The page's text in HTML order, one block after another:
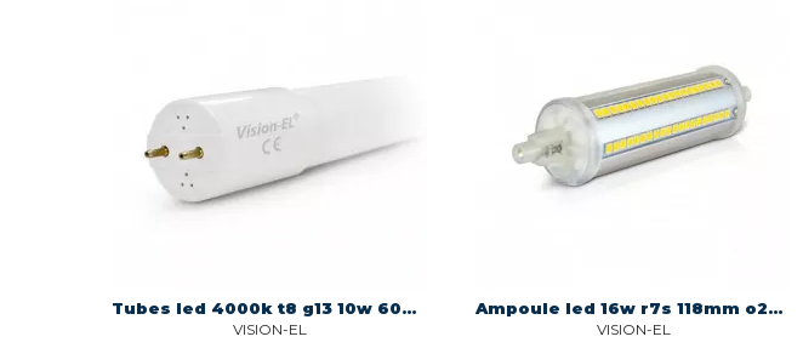
Tubes led 4000k t8 g13 10w 600mm 230v Miidex 7598
VISION-EL
Ampoule led 16w r7s 118mm o29 1800 lumens 40000k Miidex 7983
VISION-EL